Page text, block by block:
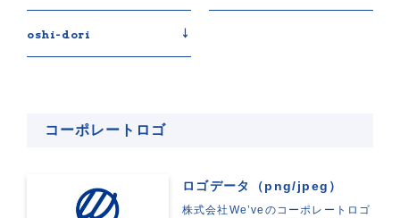
oshi-dori
コーポレートロゴ
ロゴデータ（png/jpeg）
株式会社We’veのコーポレートロゴ